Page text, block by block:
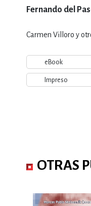
Fernando del
Carmen Villoro y
eBook
Impreso
OTRAS